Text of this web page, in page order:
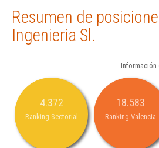
Resumen de
Ingenieria Sl.
4.372
Ranking Sectorial
18.583
Ranking Valencia